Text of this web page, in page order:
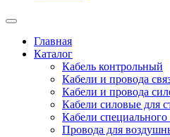
Главная
Каталог
Кабель контрольный
Кабели и провода
Кабели и провода
Кабели силовые для
Кабели специального
Провода для